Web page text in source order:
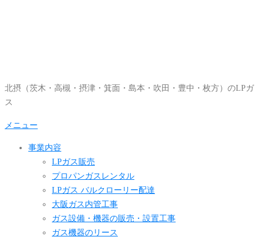
へ
ッ
北摂（茨木・高槻・摂津・箕面・島本・吹田・豊中・枚方）のLPガ
ス
メニュー
事業内容
LPガス販売
プロパンガスレンタル
LPガス バルクローリー配達
大阪ガス内管工事
ガス設備・機器の販売・設置工事
ガス機器のリース